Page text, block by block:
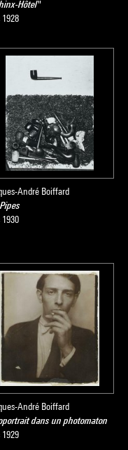
Hôtel"
André Boiffard
André Boiffard
dans un photomaton